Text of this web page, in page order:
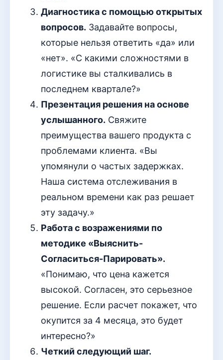
Диагностика с помощью открытых
вопросов. Задавайте вопросы,
которые нельзя ответить «да» или
«нет». «С какими сложностями в
логистике вы сталкивались в
последнем квартале?»
Презентация решения на основе
услышанного. Свяжите
преимущества вашего продукта с
проблемами клиента. «Вы
упомянули о частых задержках.
Наша система отслеживания в
реальном времени как раз решает
эту задачу.»
Работа с возражениями по
методике «Выяснить-
Согласиться-Парировать».
«Понимаю, что цена кажется
высокой. Согласен, это серьезное
решение. Если расчет покажет, что
окупится за 4 месяца, это будет
интересно?»
Четкий следующий шаг.